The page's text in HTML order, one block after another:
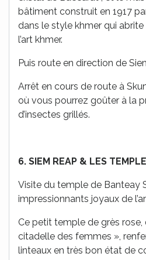
bâtiment construit en 1917
dans le style khmer qui
l’art khmer.
Puis route en direction de
Arrêt en cours de route à
où vous pourrez goûter à la
d’insectes grillés.
6. SIEM REAP & LES
Visite du temple de Banteay
impressionnants joyaux de
Ce petit temple de grès
citadelle des femmes »,
linteaux en très bon état de